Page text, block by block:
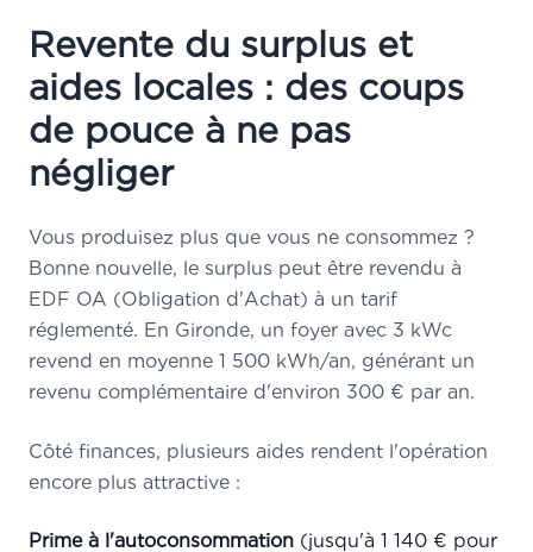
Revente du surplus et
aides locales : des coups
de pouce à ne pas
négliger
Vous produisez plus que vous ne consommez ?
Bonne nouvelle, le surplus peut être revendu à
EDF OA (Obligation d'Achat) à un tarif
réglementé. En Gironde, un foyer avec 3 kWc
revend en moyenne 1 500 kWh/an, générant un
revenu complémentaire d'environ 300 € par an.
Côté finances, plusieurs aides rendent l'opération
encore plus attractive :
Prime à l'autoconsommation (jusqu'à 1 140 € pour